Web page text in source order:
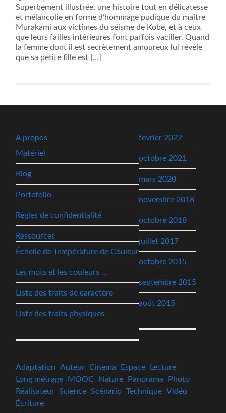
Superbement illustrée, une histoire tout en délicatesse
et mélancolie en forme d’hommage pudique du maître
Murakami aux victimes du séisme de Kobe, et à ceux
que leurs failles intérieures font parfois vaciller. Quand
la femme dont il est secrètement amoureux lui révèle
que sa petite fille est […]
A propos
Matériel
Blog
Portefolio
Règles de confidentialité
Ressources
Échelle de Température de Couleur
Les mots et les couleurs ...
Liste des traits de caractère
Liste des traits physiques
février 2022
octobre 2021
mars 2020
novembre 2018
octobre 2018
juillet 2017
octobre 2015
septembre 2015
août 2015
Adaptation Auteur Cinema Espace
Lecture
Long métrage
MOOC Nature Panorama
Photo
Réalisateur Science Scénario Technique Vidéo
Écriture